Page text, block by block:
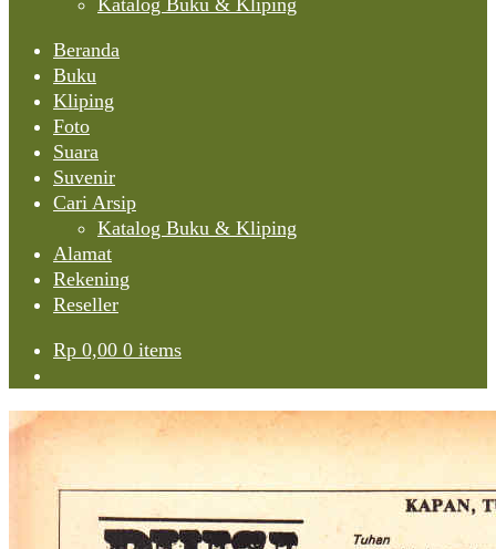
Katalog Buku & Kliping
Beranda
Buku
Kliping
Foto
Suara
Suvenir
Cari Arsip
Katalog Buku & Kliping
Alamat
Rekening
Reseller
Rp 0,00 0 items